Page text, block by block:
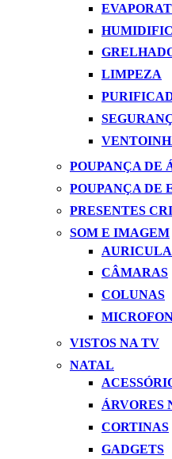
LIMPEZA
POUPANÇA DE
POUPANÇA DE
PRESENTES
SOM E IMAGEM
CÂMARAS
COLUNAS
VISTOS NA TV
NATAL
ÁRVORES
CORTINAS
GADGETS